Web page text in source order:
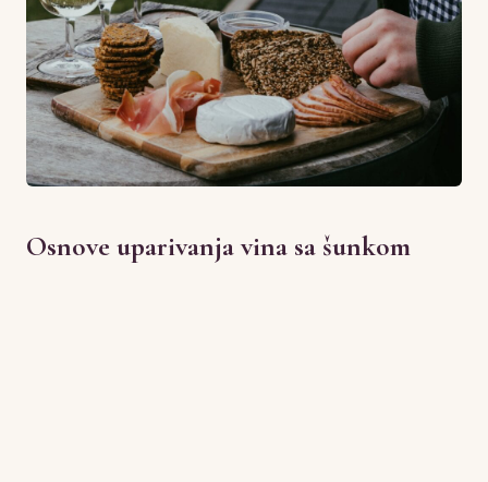
Osnove uparivanja vina sa šunkom